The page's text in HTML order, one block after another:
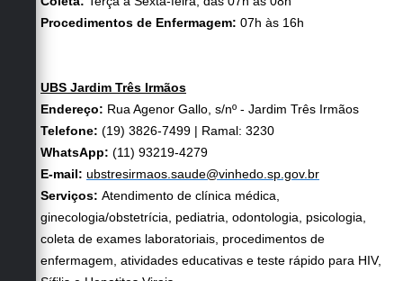
Procedimentos de Enfermagem: 07h às 16h
UBS Jardim Três Irmãos
Endereço: Rua Agenor Gallo, s/nº - Jardim Três Irmãos
Telefone: (19) 3826-7499 | Ramal: 3230
WhatsApp: (11) 93219-4279
E-mail: ubstresirmaos.saude@vinhedo.sp.gov.br
Serviços: Atendimento de clínica médica,
ginecologia/obstetrícia, pediatria, odontologia, psicologia,
coleta de exames laboratoriais, procedimentos de
enfermagem, atividades educativas e teste rápido para HIV,